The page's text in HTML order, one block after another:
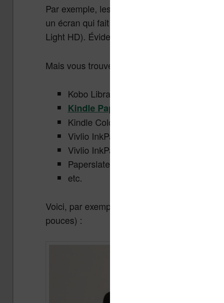
Par exemple, les liseuses Kindle, Kobo
un écran qui fait la même taille mais l’une à
Light HD). Évidemment, c’est aussi la plus
Mais vous trouvez aussi sur le marché des
Kobo Libra Colour,
Kindle Paperwhite (la dernière
Kindle Colorsoft,
Vivlio InkPad 4,
Vivlio InkPad Color 3,
Paperslate,
etc.
Voici, par exemple, une comparaison entre
pouces) :